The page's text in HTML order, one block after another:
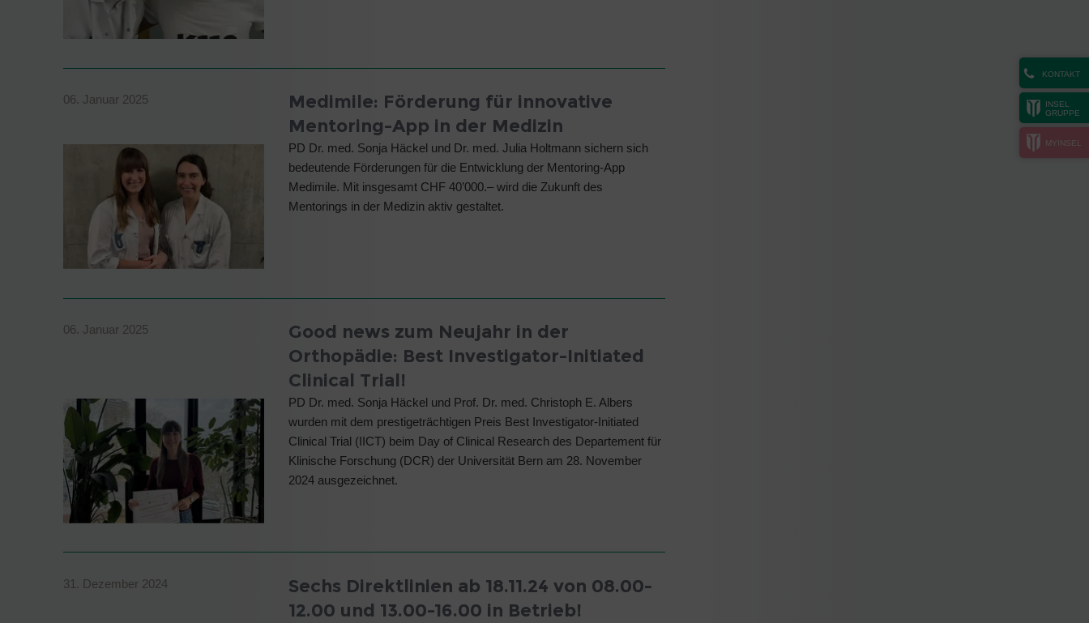
KONTAKT
INSEL
GRUPPE
MYINSEL
06. Januar 2025
Medimile: Förderung für innovative
Mentoring-App in der Medizin
PD Dr. med. Sonja Häckel und Dr. med. Julia Holtmann sichern sich
bedeutende Förderungen für die Entwicklung der Mentoring-App
Medimile. Mit insgesamt CHF 40’000.– wird die Zukunft des
Mentorings in der Medizin aktiv gestaltet.
06. Januar 2025
Good news zum Neujahr in der
Orthopädie: Best Investigator-Initiated
Clinical Trial!
PD Dr. med. Sonja Häckel und Prof. Dr. med. Christoph E. Albers
wurden mit dem prestigeträchtigen Preis Best Investigator-Initiated
Clinical Trial (IICT) beim Day of Clinical Research des Departement für
Klinische Forschung (DCR) der Universität Bern am 28. November
2024 ausgezeichnet.
31. Dezember 2024
Sechs Direktlinien ab 18.11.24 von 08.00-
12.00 und 13.00-16.00 in Betrieb!